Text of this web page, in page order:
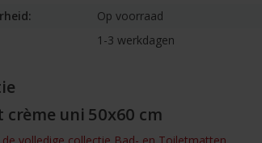
Op voorraad
1-3 werkdagen
crème uni 50x60 cm